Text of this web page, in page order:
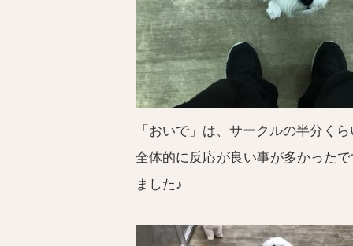
「おいで」は、サークルの半分く
全体的に反応が良い事が多かった
ました♪